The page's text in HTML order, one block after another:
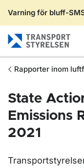
Varning för bluff-
Rapporter inom
State
Emissions
2021